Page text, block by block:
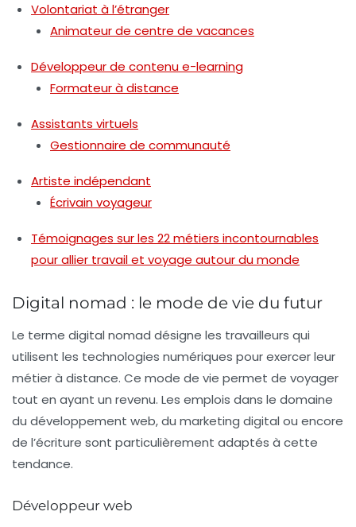
Volontariat à l’étranger
Animateur de centre de vacances
Développeur de contenu e-learning
Formateur à distance
Assistants virtuels
Gestionnaire de communauté
Artiste indépendant
Écrivain voyageur
Témoignages sur les 22 métiers incontournables
pour allier travail et voyage autour du monde
Digital nomad : le mode de vie du futur
Le terme digital nomad désigne les travailleurs qui
utilisent les technologies numériques pour exercer leur
métier à distance. Ce mode de vie permet de voyager
tout en ayant un revenu. Les emplois dans le domaine
du développement web,du marketing digital ou encore
de l’écriture sont particulièrement adaptés à cette
tendance.
Développeur web